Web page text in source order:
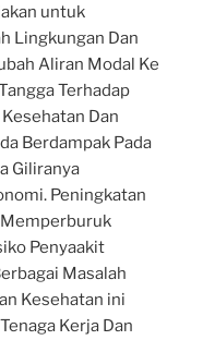
untuk
Lingkungan Dan
Aliran Modal Ke
Terhadap
Dan
Berdampak Pada
Giliranya
Peningkatan
Memperburuk
Penyaakit
Masalah
Kesehatan ini
Kerja Dan